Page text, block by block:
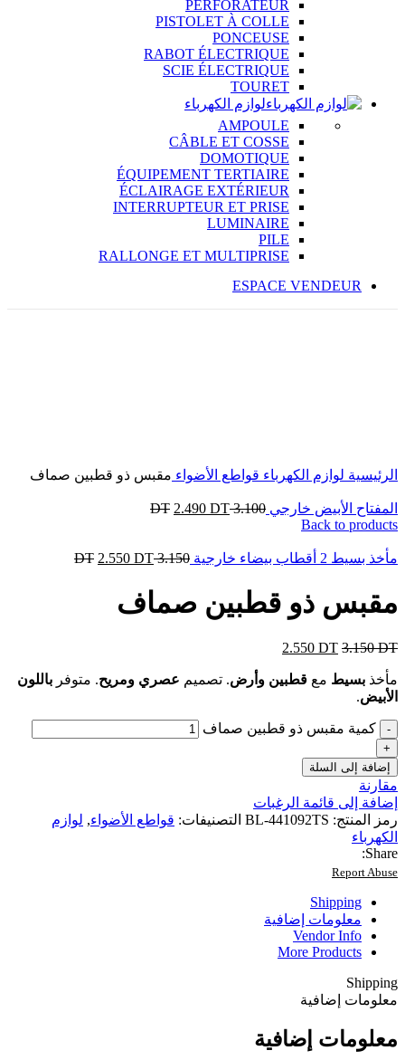
PERFORATEUR
PISTOLET À COLLE
PONCEUSE
RABOT ÉLECTRIQUE
SCIE ÉLECTRIQUE
TOURET
لوازم الكهرباء
AMPOULE
CÂBLE ET COSSE
DOMOTIQUE
ÉQUIPEMENT TERTIAIRE
ÉCLAIRAGE EXTÉRIEUR
INTERRUPTEUR ET PRISE
LUMINAIRE
PILE
RALLONGE ET MULTIPRISE
ESPACE VENDEUR
الرئيسية لوازم الكهرباء قواطع الأضواء مقبس ذو قطبين صماف
المفتاح الأبيض خارجي 3.100
DT
2.490 DT
Back to products
مأخذ بسيط 2 أقطاب بيضاء خارجية 3.150
DT
2.550 DT
مقبس ذو قطبين صماف
3.150DT
2.550 DT
مأخذ بسيط مع قطبين وأرض. تصميم عصري ومريح. متوفر باللون
الأبيض.
كمية مقبس ذو قطبين صماف
إضافة إلى السلة
مقارنة
إضافة إلى قائمة الرغبات
رمز المنتج: BL-441092TS التصنيفات: قواطع الأضواء, لوازم
الكهرباء
Share:
Report Abuse
Shipping
معلومات إضافية
Vendor Info
More Products
Shipping
معلومات إضافية
معلومات إضافية